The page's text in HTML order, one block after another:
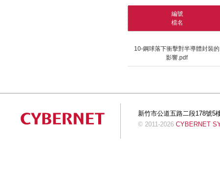
編號
檔名
10-鋼球落下衝擊對半導體封裝的
影響.pdf
新竹市公道五路二段178號5
© 2011-2026 CYBERNET